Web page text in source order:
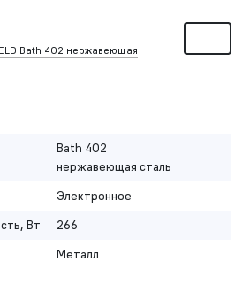
Bath 402 нержавеющая
Bath 402
нержавеющая сталь
Электронное
Вт
266
Металл